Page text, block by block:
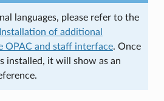
languages, please refer to the
Installation of additional
OPAC and staff interface. Once
installed, it will show as an